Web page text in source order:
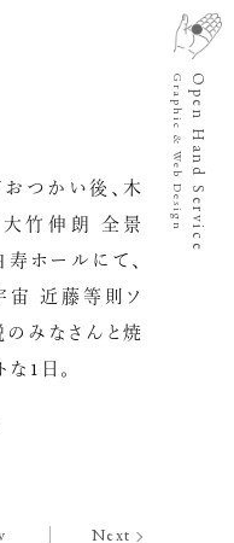
Open Hand Service
Graphic & Web Design
つかい後、木
竹伸朗 全景
ホールにて、
宙 近藤等則ソ
のみなさんと焼
1日。
Next